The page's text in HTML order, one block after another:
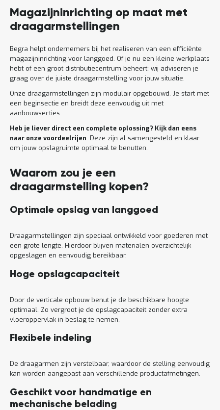
Magazijninrichting op maat met
draagarmstellingen
Begra helpt ondernemers bij het realiseren van een efficiënte
magazijninrichting voor langgoed. Of je nu een kleine werkplaats
hebt of een groot distributiecentrum beheert: wij adviseren je
graag over de juiste draagarmstelling voor jouw situatie.
Onze draagarmstellingen zijn modulair opgebouwd. Je start met
een beginsectie en breidt deze eenvoudig uit met
aanbouwsecties.
Heb je liever direct een complete oplossing? Kijk dan eens
naar onze voordeelrijen. Deze zijn al samengesteld en klaar
om jouw opslagruimte optimaal te benutten.
Waarom zou je een
draagarmstelling kopen?
Optimale opslag van langgoed
Draagarmstellingen zijn speciaal ontwikkeld voor goederen met
een grote lengte. Hierdoor blijven materialen overzichtelijk
opgeslagen en eenvoudig bereikbaar.
Hoge opslagcapaciteit
Door de verticale opbouw benut je de beschikbare hoogte
optimaal. Zo vergroot je de opslagcapaciteit zonder extra
vloeroppervlak in beslag te nemen.
Flexibele indeling
De draagarmen zijn verstelbaar, waardoor de stelling eenvoudig
kan worden aangepast aan verschillende productafmetingen.
Geschikt voor handmatige en
mechanische belading